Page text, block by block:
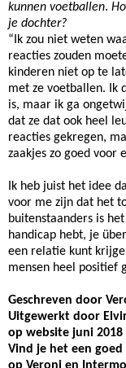
kunnen voetballen.
je dochter?
“Ik zou niet weten
reacties zouden
kinderen niet op te
met ze voetballen. Ik
is, maar ik ga
dat ze dat ook heel
reacties gekregen,
zaakjes zo goed voor
Ik heb juist het idee
voor me zijn dat het
buitenstaanders is
handicap hebt, je
een relatie kunt
mensen heel positief
Geschreven door
Uitgewerkt door
op website juni 2018
Vind je het een